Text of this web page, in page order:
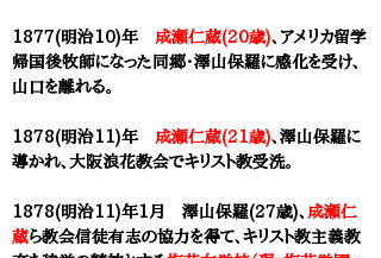
1877(明治10)年 成瀬仁蔵(20歳)、アメリカ留学
帰国後牧師になった同郷・澤山保羅に感化を受け、
山口を離れる。
1878(明治11)年 成瀬仁蔵(21歳)、 澤山保羅に
導かれ、大阪浪花教会でキリスト教受洗。
1878(明治11)年1月 澤山保羅(27歳)、 成瀬仁
蔵ら教会信徒有志の協力を得て、キリスト教主義教